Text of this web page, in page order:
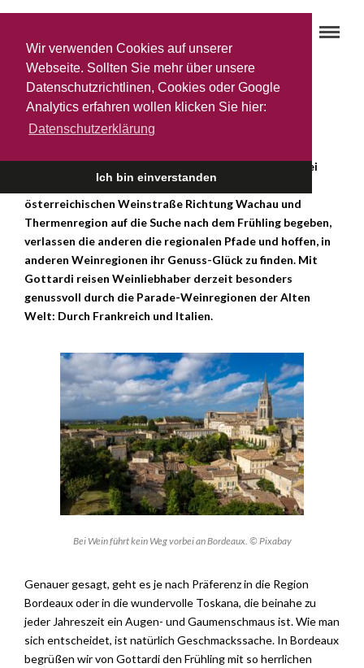
Wir verwenden Cookies auf unserer
Webseite. Sollten Sie mehr über unsere
Datenschutzrichtlinen, Cookies oder Google
Analytics erfahren wollen klicken Sie hier:
Datenschutzerklärung
Ich bin einverstanden
Weinfrühling bei Gottardi
18. MÄRZ 2015
Startet der Weinliebhaber in den Frühling, gibt es zwei
Strategien: Während die einen sich auf der
österreichischen Weinstraße Richtung Wachau und
Thermenregion auf die Suche nach dem Frühling begeben,
verlassen die anderen die regionalen Pfade und hoffen, in
anderen Weinregionen ihr Genuss-Glück zu finden. Mit
Gottardi reisen Weinliebhaber derzeit besonders
genussvoll durch die Parade-Weinregionen der Alten
Welt: Durch Frankreich und Italien.
Bei Wein führt kein Weg vorbei an Bordeaux. © Pixabay
Genauer gesagt, geht es je nach Präferenz in die Region
Bordeaux oder in die wundervolle Toskana, die beinahe zu
jeder Jahreszeit ein Augen- und Gaumenschmaus ist. Wie man
sich entscheidet, ist natürlich Geschmackssache. In Bordeaux
begrüßen wir von Gottardi den Frühling mit so herrlichen